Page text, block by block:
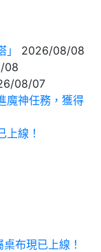
2026/08/08
08
08/07
神任務，獲得
上線！
布現已上線！